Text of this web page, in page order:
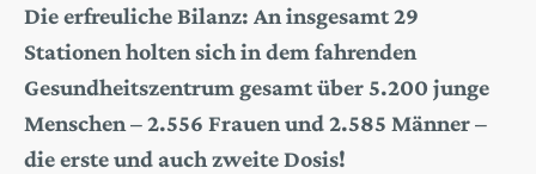
Die erfreuliche Bilanz: An insgesamt 29
Stationen holten sich in dem fahrenden
Gesundheitszentrum gesamt über 5.200 junge
Menschen – 2.556 Frauen und 2.585 Männer –
die erste und auch zweite Dosis!